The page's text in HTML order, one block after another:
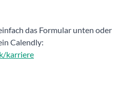
das Formular unten oder
Calendly:
karriere